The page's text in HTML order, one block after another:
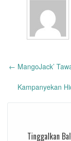
Post
← MangoJack’
Kampanyekan
Tinggalkan